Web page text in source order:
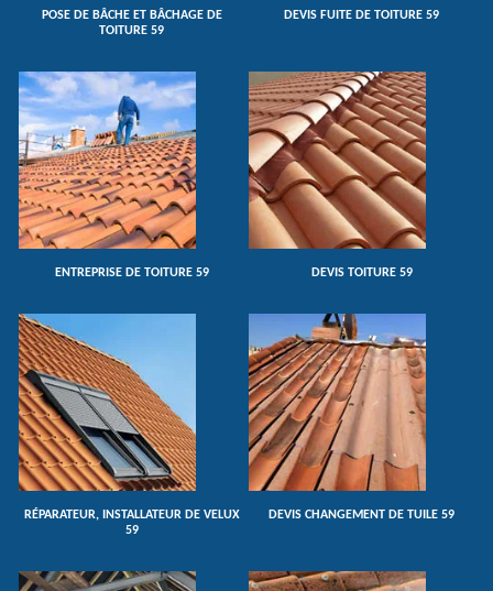
POSE DE BÂCHE ET BÂCHAGE DE
TOITURE 59
DEVIS FUITE DE TOITURE 59
ENTREPRISE DE TOITURE 59 DEVIS TOITURE 59
RÉPARATEUR, INSTALLATEUR DE VELUX
59
DEVIS CHANGEMENT DE TUILE 59